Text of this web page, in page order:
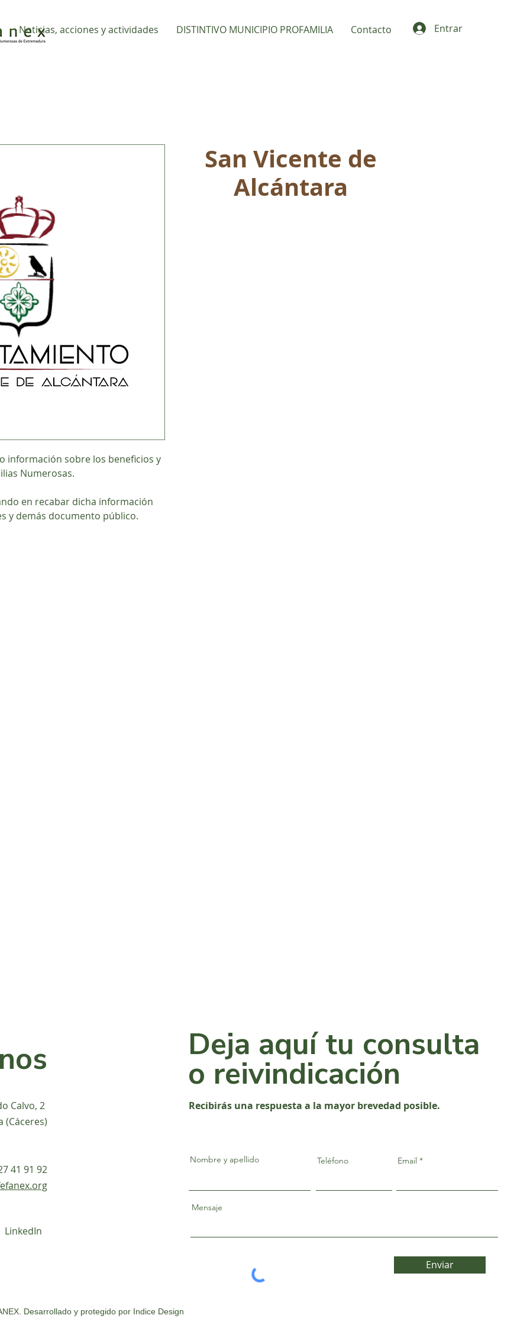
Noticias, acciones y actividades DISTINTIVO MUNICIPIO PROFAMILIA Contacto Entrar
información sobre los beneficios y
Numerosas.
en recabar dicha información
y demás documento público.
San Vicente de
Alcántara
Calvo, 2
(Cáceres)
41 91 92
LinkedIn
Desarrollado y protegido por Indice Design
Deja aquí tu consulta
o reivindicación
Recibirás una respuesta a la mayor brevedad posible.
Nombre y apellido Teléfono Email
Mensaje
Enviar